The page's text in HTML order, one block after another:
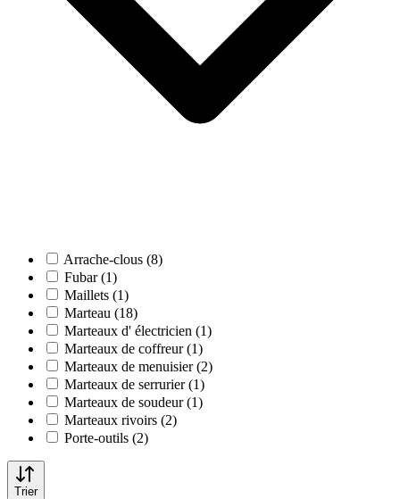
Arrache-clous (8)
Fubar (1)
Maillets (1)
Marteau (18)
Marteaux d' électricien (1)
Marteaux de coffreur (1)
Marteaux de menuisier (2)
Marteaux de serrurier (1)
Marteaux de soudeur (1)
Marteaux rivoirs (2)
Porte-outils (2)
Trier